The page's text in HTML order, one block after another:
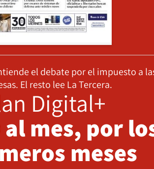
el debate por el impuesto a
El resto lee La Tercera.
Digital+
mes, por
meses